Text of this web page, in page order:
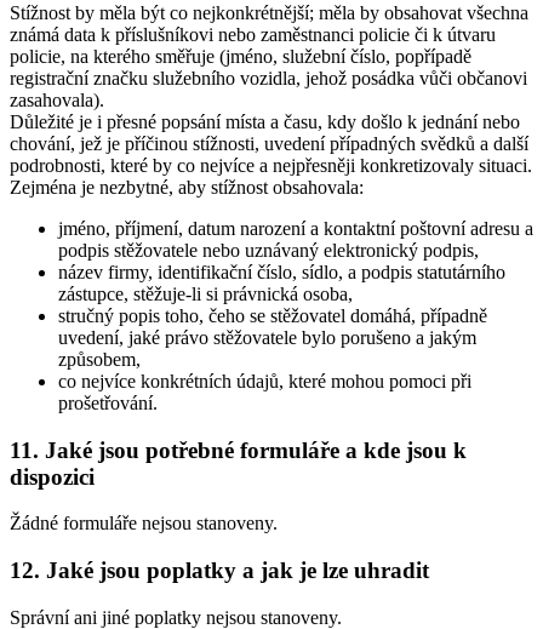
Stížnost by měla být co nejkonkrétnější; měla by obsahovat všechna
známá data k příslušníkovi nebo zaměstnanci policie či k útvaru
policie, na kterého směřuje (jméno, služební číslo, popřípadě
registrační značku služebního vozidla, jehož posádka vůči občanovi
zasahovala).
Důležité je i přesné popsání místa a času, kdy došlo k jednání nebo
chování, jež je příčinou stížnosti, uvedení případných svědků a další
podrobnosti, které by co nejvíce a nejpřesněji konkretizovaly situaci.
Zejména je nezbytné, aby stížnost obsahovala:
jméno, příjmení, datum narození a kontaktní poštovní adresu a
podpis stěžovatele nebo uznávaný elektronický podpis,
název firmy, identifikační číslo, sídlo, a podpis statutárního
zástupce, stěžuje-li si právnická osoba,
stručný popis toho, čeho se stěžovatel domáhá, případně
uvedení, jaké právo stěžovatele bylo porušeno a jakým
způsobem,
co nejvíce konkrétních údajů, které mohou pomoci při
prošetřování.
11. Jaké jsou potřebné formuláře a kde jsou k
dispozici
Žádné formuláře nejsou stanoveny.
12. Jaké jsou poplatky a jak je lze uhradit
Správní ani jiné poplatky nejsou stanoveny.